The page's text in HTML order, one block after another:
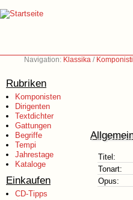
Navigation: Klassika /
Rubriken
Komponisten
Dirigenten
Textdichter
Gattungen
Begriffe
Tempi
Jahrestage
Kataloge
Einkaufen
CD-Tipps
Titel:
Tonart:
Opus: